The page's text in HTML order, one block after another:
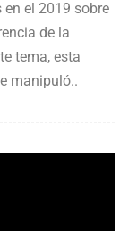
el 2019 sobre
de la
tema, esta
manipuló..